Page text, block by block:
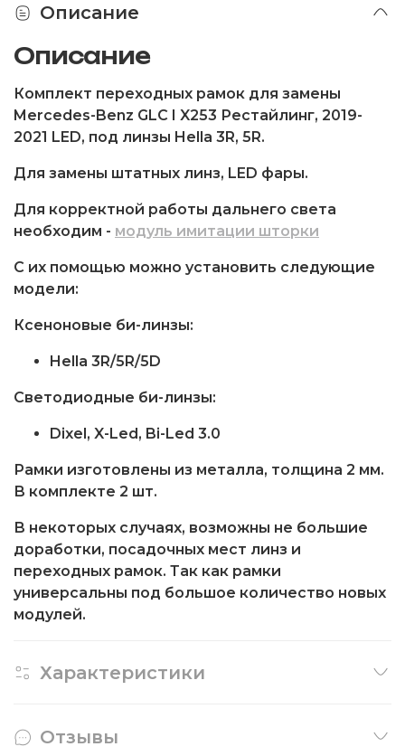
Описание
Описание
Комплект переходных рамок для замены
Mercedes-Benz GLC I X253 Рестайлинг, 2019-
2021 LED, под линзы Hella 3R, 5R.
Для замены штатных линз, LED фары.
Для корректной работы дальнего света
необходим - модуль имитации шторки
С их помощью можно установить следующие
модели:
Ксеноновые би-линзы:
Hella 3R/5R/5D
Светодиодные би-линзы:
Dixel, X-Led, Bi-Led 3.0
Рамки изготовлены из металла, толщина 2 мм.
В комплекте 2 шт.
В некоторых случаях, возможны не большие
доработки, посадочных мест линз и
переходных рамок. Так как рамки
универсальны под большое количество новых
модулей.
Характеристики
Отзывы